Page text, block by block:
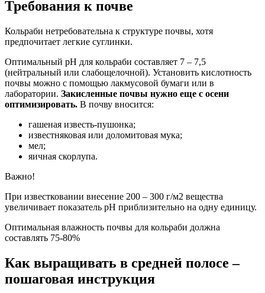
Требования к почве
Кольраби нетребовательна к структуре почвы, хотя
предпочитает легкие суглинки.
Оптимальный рН для кольраби составляет 7 – 7,5
(нейтральный или слабощелочной). Установить кислотность
почвы можно с помощью лакмусовой бумаги или в
лаборатории. Закисленные почвы нужно еще с осени
оптимизировать. В почву вносится:
гашеная известь-пушонка;
известняковая или доломитовая мука;
мел;
яичная скорлупа.
Важно!
При известковании внесение 200 – 300 г/м2 вещества
увеличивает показатель рН приблизительно на одну единицу.
Оптимальная влажность почвы для кольраби должна
составлять 75-80%
Как выращивать в средней полосе –
пошаговая инструкция